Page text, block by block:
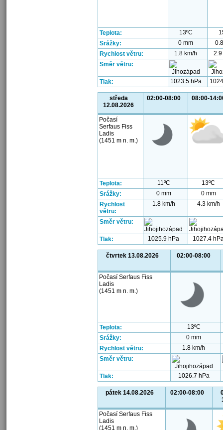
Teplota: 13ºC
Srážky:
0 mm
Rychlost větru:
1.8 km/h
2.9
Směr větru:
Tlak: 1023.5 hPa
středa
12.08.2026
02:00-08:00 08:00-
Počasí
Serfaus Fiss
Ladis
(1451 m n. m.)
Teplota: 11ºC
13ºC
Srážky:
0 mm
0 mm
Rychlost
větru:
1.8 km/h 4.3 km/h
Směr větru:
Tlak: 1025.9 hPa 1027.4
čtvrtek 13.08.2026 02:00-08:00
Počasí Serfaus Fiss
Ladis
(1451 m n. m.)
Teplota:
13ºC
Srážky:
0 mm
Rychlost větru:
1.8 km/h
Směr větru:
Tlak: 1026.7 hPa
pátek 14.08.2026 02:00-08:00
Počasí Serfaus Fiss
Ladis
(1451 m n. m.)